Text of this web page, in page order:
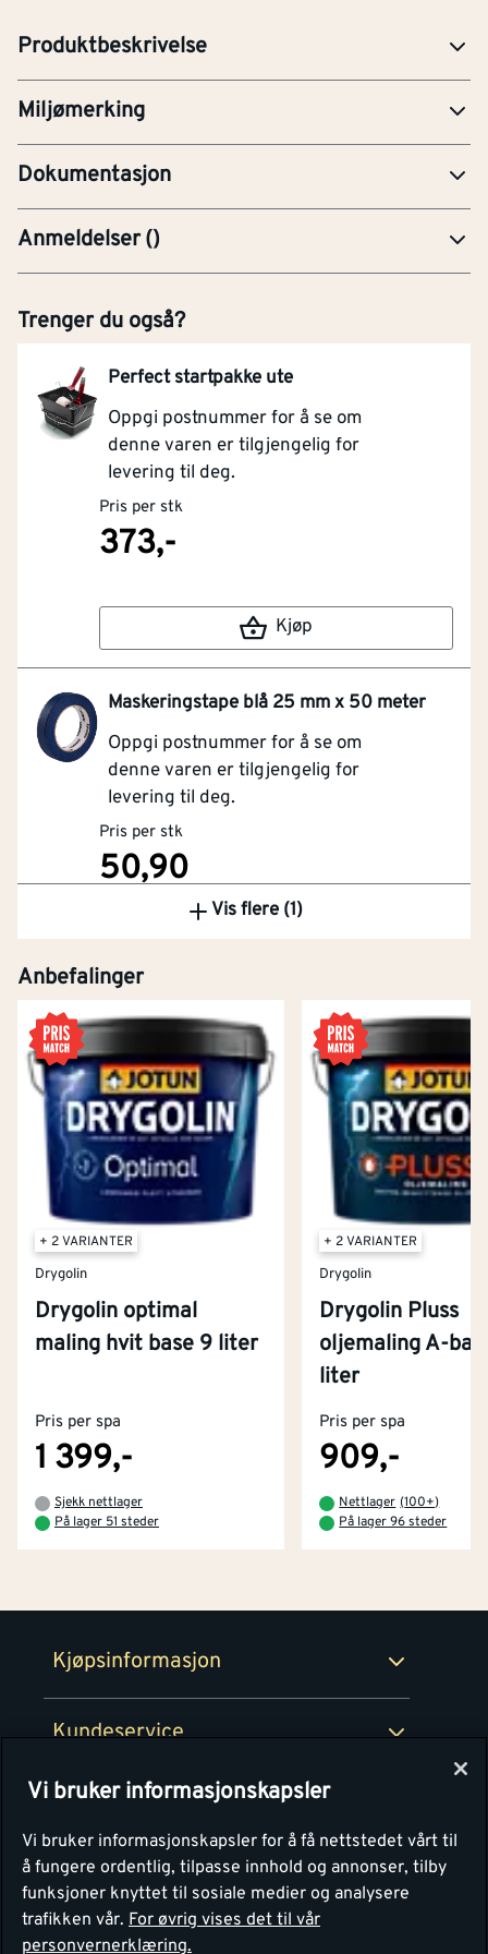
Produktbeskrivelse
Miljømerking
Dokumentasjon
EPD-Miljødeklarasjon
Anmeldelser()
Trenger du også?
Perfect startpakke ute
Oppgi postnummer for å se om
denne varen er tilgjengelig for
levering til deg.
Pris per stk
373,-
Kjøp
Maskeringstape blå 25 mm x 50 meter
Oppgi postnummer for å se om
denne varen er tilgjengelig for
levering til deg.
Pris per stk
50,90
Vis flere (1)
Anbefalinger
+ 2 VARIANTER
Drygolin
Drygolin optimal
maling hvit base 9 liter
Pris per spa
1 399,-
Sjekk nettlager
På lager 51 steder
+ 2 VARIANTER
Drygolin
Drygolin Pluss
oljemaling A-
liter
Pris per spa
909,-
Nettlager (100+)
På lager 96 steder
Kjøpsinformasjon
Kjøpsbetingelser
Retur- og angrerettsskjema
Kundeservice
Tjenester
Montér Klubb
Montér
Byggevarehus og åpningstider
Prismatch
Personvern
Vi bruker informasjonskapsler
Vi bruker informasjonskapsler for å få nettstedet vårt til
å fungere ordentlig, tilpasse innhold og annonser, tilby
funksjoner knyttet til sosiale medier og analysere
trafikken vår. For øvrig vises det til vår
personvernerklæring.